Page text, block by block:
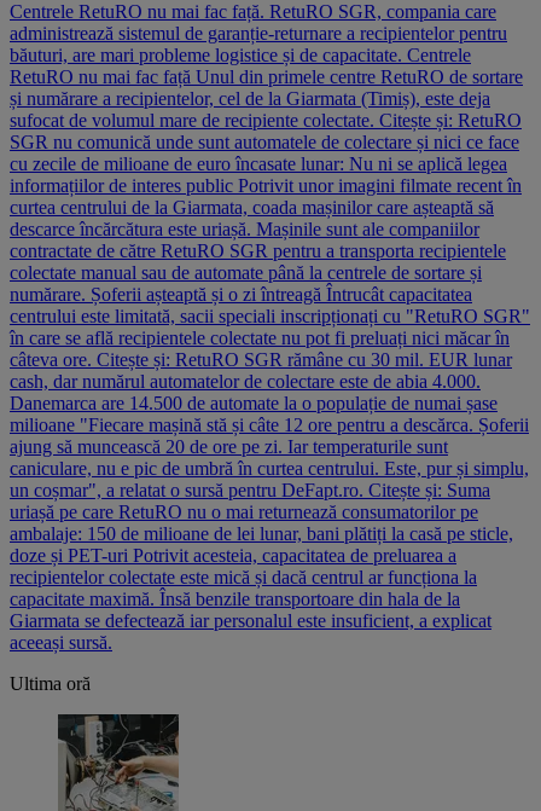
Centrele RetuRO nu mai fac față. RetuRO SGR, compania care
administrează sistemul de garanție-returnare a recipientelor pentru
băuturi, are mari probleme logistice și de capacitate. Centrele
RetuRO nu mai fac față Unul din primele centre RetuRO de sortare
și numărare a recipientelor, cel de la Giarmata (Timiș), este deja
sufocat de volumul mare de recipiente colectate. Citește și: RetuRO
SGR nu comunică unde sunt automatele de colectare și nici ce face
cu zecile de milioane de euro încasate lunar: Nu ni se aplică legea
informațiilor de interes public Potrivit unor imagini filmate recent în
curtea centrului de la Giarmata, coada mașinilor care așteaptă să
descarce încărcătura este uriașă. Mașinile sunt ale companiilor
contractate de către RetuRO SGR pentru a transporta recipientele
colectate manual sau de automate până la centrele de sortare și
numărare. Șoferii așteaptă și o zi întreagă Întrucât capacitatea
centrului este limitată, sacii speciali inscripționați cu "RetuRO SGR"
în care se află recipientele colectate nu pot fi preluați nici măcar în
câteva ore. Citește și: RetuRO SGR rămâne cu 30 mil. EUR lunar
cash, dar numărul automatelor de colectare este de abia 4.000.
Danemarca are 14.500 de automate la o populație de numai șase
milioane "Fiecare mașină stă și câte 12 ore pentru a descărca. Șoferii
ajung să muncească 20 de ore pe zi. Iar temperaturile sunt
caniculare, nu e pic de umbră în curtea centrului. Este, pur și simplu,
un coșmar", a relatat o sursă pentru DeFapt.ro. Citește și: Suma
uriașă pe care RetuRO nu o mai returnează consumatorilor pe
ambalaje: 150 de milioane de lei lunar, bani plătiți la casă pe sticle,
doze și PET-uri Potrivit acesteia, capacitatea de preluarea a
recipientelor colectate este mică și dacă centrul ar funcționa la
capacitate maximă. Însă benzile transportoare din hala de la
Giarmata se defectează iar personalul este insuficient, a explicat
aceeași sursă.
Ultima oră